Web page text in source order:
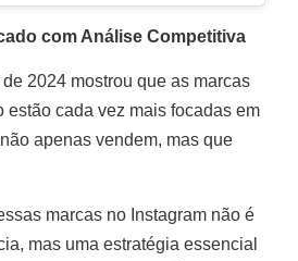
com Análise Competitiva
2024 mostrou que as marcas
estão cada vez mais focadas em
apenas vendem, mas que
marcas no Instagram não é
mas uma estratégia essencial